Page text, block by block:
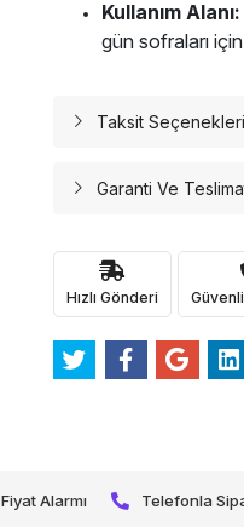
Kullanım Alanı:
gün sofraları
Taksit Seçenekleri
Garanti Ve
Hızlı Gönderi
Fiyat Alarmı Telefonla